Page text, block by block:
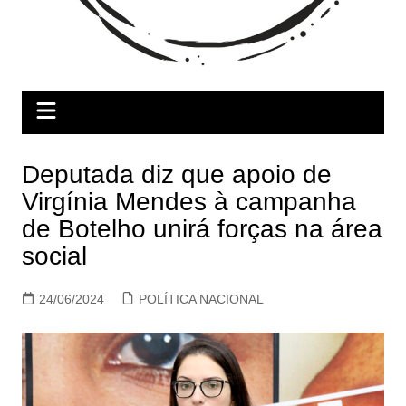
Deputada diz que apoio de
Virgínia Mendes à campanha
de Botelho unirá forças na área
social
24/06/2024 POLÍTICA NACIONAL